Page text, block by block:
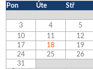
Pon
Úte Stř
3
4 5
10
11 12
17
18 19
24
25 26
31